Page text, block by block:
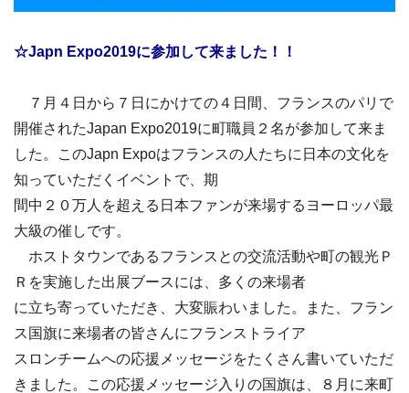
☆Japn Expo2019に参加して来ました！！
７月４日から７日にかけての４日間、フランスのパリで
開催されたJapan Expo2019に町職員２名が参加して来ま
した。このJapn Expoはフランスの人たちに日本の文化を
知っていただくイベントで、期
間中２０万人を超える日本ファンが来場するヨーロッパ最
大級の催しです。
ホストタウンであるフランスとの交流活動や町の観光Ｐ
Ｒを実施した出展ブースには、多くの来場者
に立ち寄っていただき、大変賑わいました。また、フラン
ス国旗に来場者の皆さんにフランストライア
スロンチームへの応援メッセージをたくさん書いていただ
きました。この応援メッセージ入りの国旗は、８月に来町